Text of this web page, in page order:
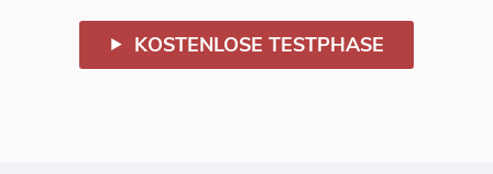
KOSTENLOSE TESTPHASE